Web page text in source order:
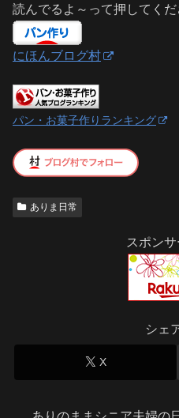
読んでるよ～って押してくだ
にほんブログ村
パン・お菓子作りランキング
ありま日常
スポン
シェ
X